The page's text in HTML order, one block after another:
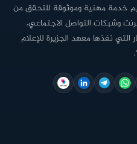
خدمة مهنية وموثوقة للتحقق من
وشبكات التواصل الاجتماعي.
نفذها معهد الجزيرة للإعلام